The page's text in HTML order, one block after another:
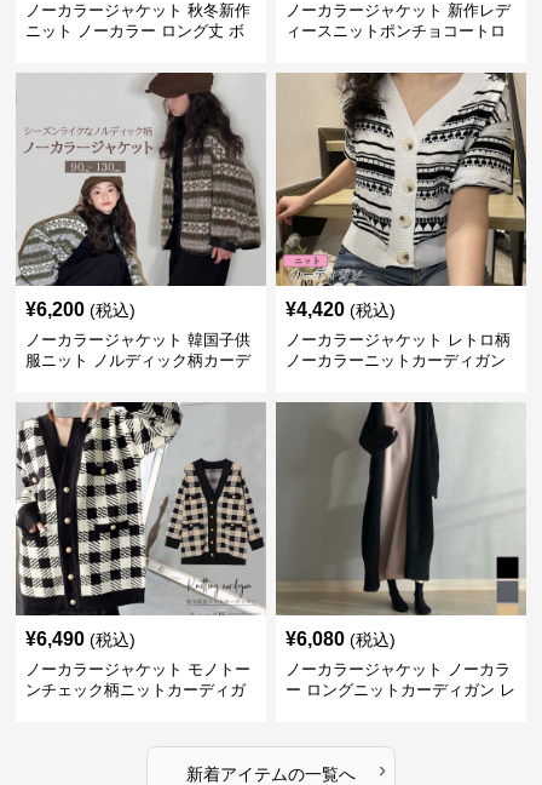
ノーカラージャケット 秋冬新作
ニット ノーカラー ロング丈 ボ
ノーカラージャケット 新作レデ
ィースニットポンチョコートロ
¥6,200 (税込)
ノーカラージャケット 韓国子供
服ニット ノルディック柄カーデ
¥4,420 (税込)
ノーカラージャケット レトロ柄
ノーカラーニットカーディガン
¥6,490 (税込)
ノーカラージャケット モノトー
ンチェック柄ニットカーディガ
¥6,080 (税込)
ノーカラージャケット ノーカラ
ー ロングニットカーディガン レ
新着アイテムの一覧へ ›